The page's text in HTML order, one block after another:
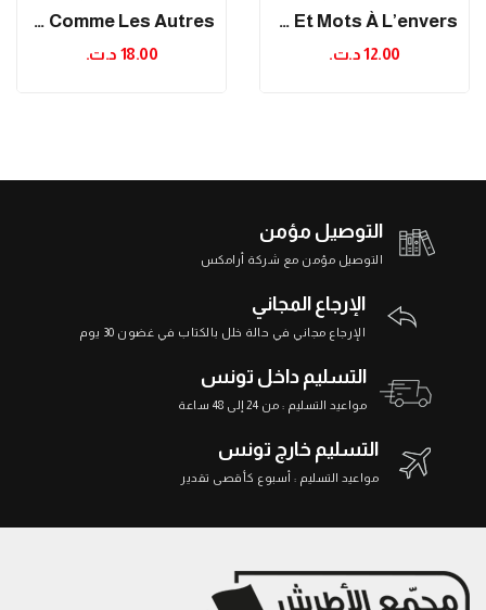
Pas Comme Les Autres
18.00 د.ت.‏
Chants Par Endroits Et Mots À L’envers
12.00 د.ت.‏
التوصيل مؤمن
التوصيل مؤمن مع شركة أرامكس
الإرجاع المجاني
الإرجاع مجاني في حالة خلل بالكتاب في غضون 30 يوم
التسليم داخل تونس
مواعيد التسليم : من 24 إلى 48 ساعة
التسليم خارج تونس
مواعيد التسليم : أسبوع كأقصى تقدير